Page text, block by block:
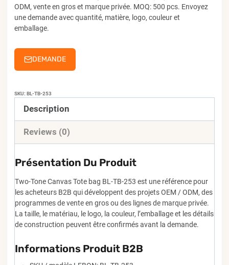
ODM, vente en gros et marque privée. MOQ: 500 pcs. Envoyez
une demande avec quantité, matière, logo, couleur et
emballage.
DEMANDE
SKU: BL-TB-253
Description
Reviews (0)
Présentation Du Produit
Two-Tone Canvas Tote bag BL-TB-253 est une référence pour
les acheteurs B2B qui développent des projets OEM / ODM, des
programmes de vente en gros ou des lignes de marque privée.
La taille, le matériau, le logo, la couleur, l’emballage et les détails
de construction peuvent être confirmés avant la demande.
Informations Produit B2B